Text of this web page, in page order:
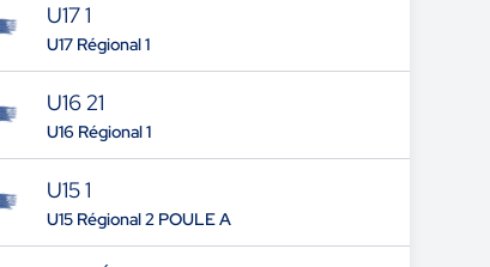
U17 1
U17 Régional 1
U16 21
U16 Régional 1
U15 1
U15 Régional 2 POULE A